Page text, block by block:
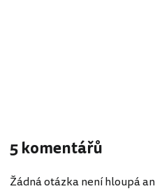
5 komentářů
Žádná otázka není hloupá